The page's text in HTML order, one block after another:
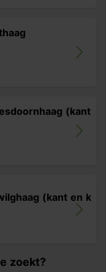
(kant
(kant en k
zoekt?